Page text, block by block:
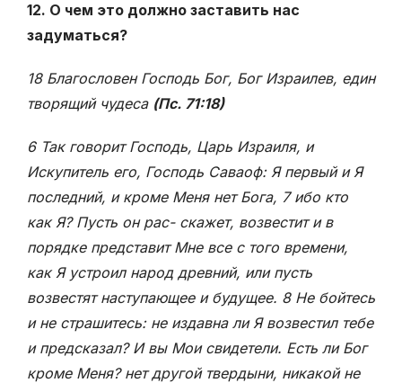
12. О чем это должно заставить нас
задуматься?
18 Благословен Господь Бог, Бог Израилев, един
творящий чудеса (Пс. 71:18)
6 Так говорит Господь, Царь Израиля, и
Искупитель его, Господь Саваоф: Я первый и Я
последний, и кроме Меня нет Бога, 7 ибо кто
как Я? Пусть он рас- скажет, возвестит и в
порядке представит Мне все с того времени,
как Я устроил народ древний, или пусть
возвестят наступающее и будущее. 8 Не бойтесь
и не страшитесь: не издавна ли Я возвестил тебе
и предсказал? И вы Мои свидетели. Есть ли Бог
кроме Меня? нет другой твердыни, никакой не